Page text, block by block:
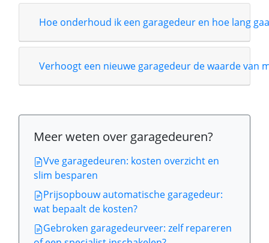
Hoe onderhoud ik een garagedeur en hoe lang
Verhoogt een nieuwe garagedeur de waarde van
Meer weten over garagedeuren?
Vve garagedeuren: kosten overzicht en
slim besparen
Prijsopbouw automatische garagedeur:
wat bepaalt de kosten?
Gebroken garagedeurveer: zelf repareren